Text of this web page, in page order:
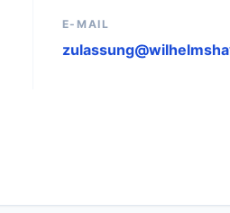
E-MAIL